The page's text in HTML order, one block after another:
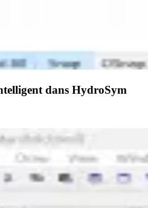
dans HydroSym